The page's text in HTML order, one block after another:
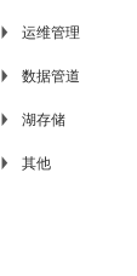
▶ 运维管理
▶ 数据管道
▶ 湖存储
▶ 其他